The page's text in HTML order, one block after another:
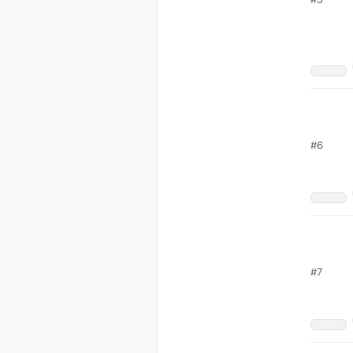
#6
#7